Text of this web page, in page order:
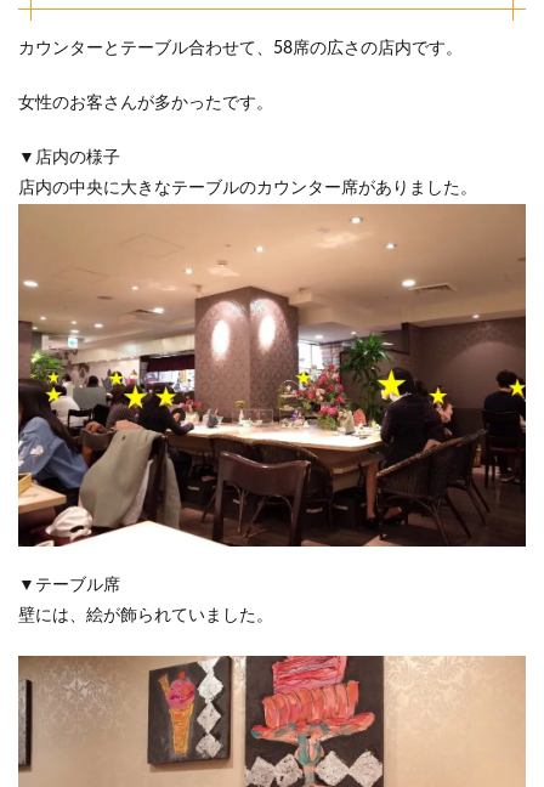
カウンターとテーブル合わせて、58席の広さの店内です。
女性のお客さんが多かったです。
▼店内の様子
店内の中央に大きなテーブルのカウンター席がありました。
▼テーブル席
壁には、絵が飾られていました。